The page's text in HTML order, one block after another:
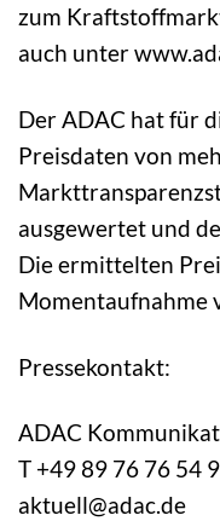
zum
auch unter
Der ADAC hat für
Preisdaten von
ausgewertet und
Die ermittelten
Momentaufnahme
Pressekontakt:
ADAC
T +49 89 76 76 54
aktuell@adac.de